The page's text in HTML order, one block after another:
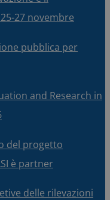
27 novembre
pubblica per
and Research in
del progetto
è partner
delle rilevazioni